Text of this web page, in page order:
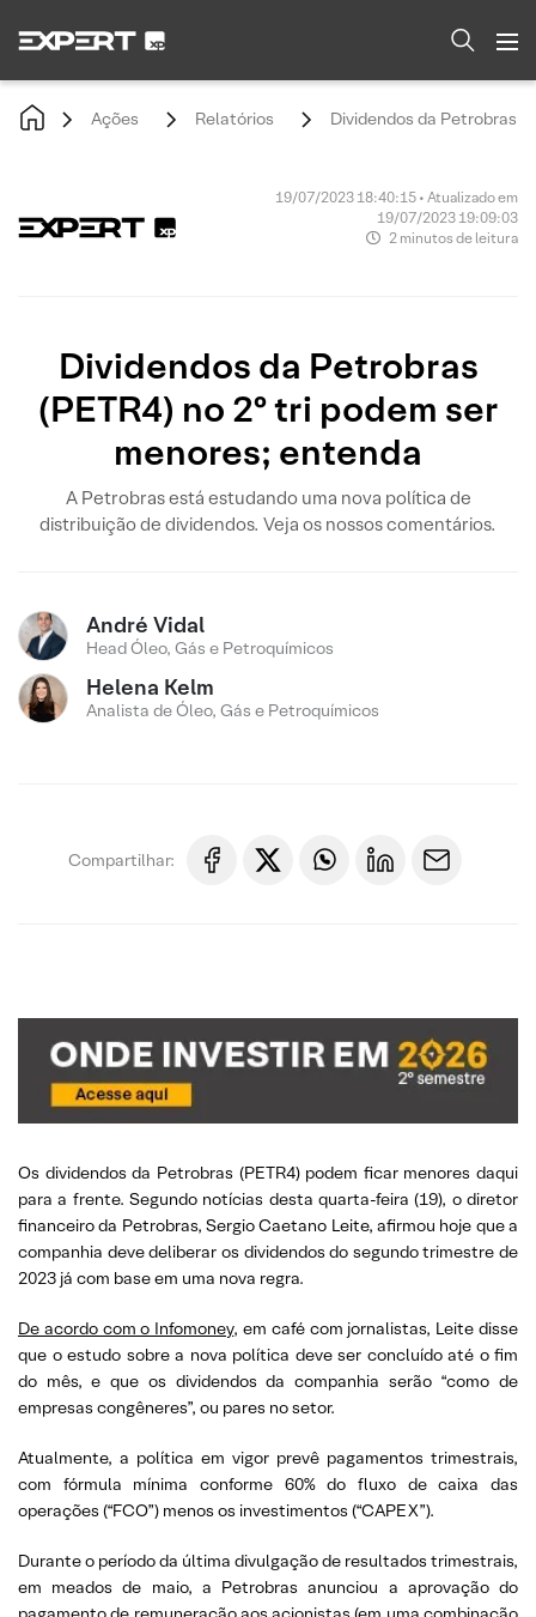
Ações Relatórios Dividendos da Petrobras
19/07/2023 18:40:15 • Atualizado em
19/07/2023 19:09:03
2 minutos de leitura
Dividendos da Petrobras
(PETR4) no 2º tri podem ser
menores; entenda
A Petrobras está estudando uma nova política de
distribuição de dividendos. Veja os nossos comentários.
André Vidal
Head Óleo, Gás e Petroquímicos
Helena Kelm
Analista de Óleo, Gás e Petroquímicos
Compartilhar:
Os dividendos da Petrobras (PETR4) podem ficar menores daqui
para a frente. Segundo notícias desta quarta-feira (19), o diretor
financeiro da Petrobras, Sergio Caetano Leite, afirmou hoje que a
companhia deve deliberar os dividendos do segundo trimestre de
2023 já com base em uma nova regra.
De acordo com o Infomoney, em café com jornalistas, Leite disse
que o estudo sobre a nova política deve ser concluído até o fim
do mês, e que os dividendos da companhia serão “como de
empresas congêneres”, ou pares no setor.
Atualmente, a política em vigor prevê pagamentos trimestrais,
com fórmula mínima conforme 60% do fluxo de caixa das
operações (“FCO”) menos os investimentos (“CAPEX”).
Durante o período da última divulgação de resultados trimestrais,
em meados de maio, a Petrobras anunciou a aprovação do